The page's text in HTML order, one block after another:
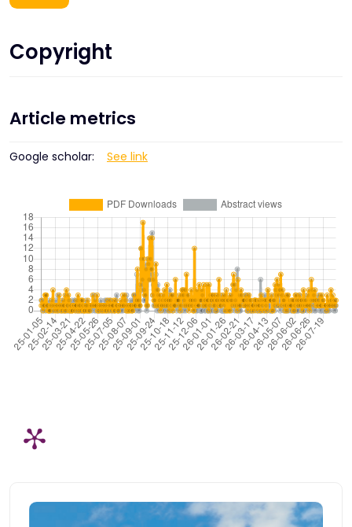
Copyright
Article metrics
Google scholar: See link